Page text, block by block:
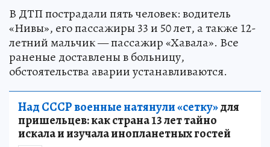
В ДТП пострадали пять человек: водитель
«Нивы», его пассажиры 33 и 50 лет, а также 12-
летний мальчик — пассажир «Хавала». Все
раненые доставлены в больницу,
обстоятельства аварии устанавливаются.
Над СССР военные натянули «сетку»для
пришельцев: как страна 13 лет тайно
искала и изучала инопланетных гостей